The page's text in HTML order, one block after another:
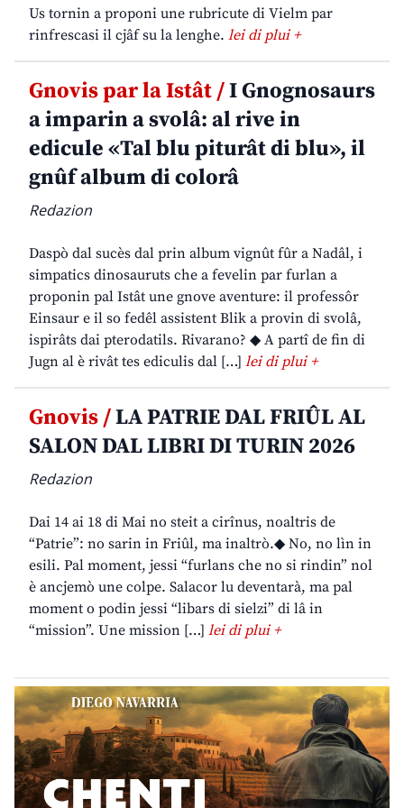
Us tornin a proponi une rubricute di Vielm par
rinfrescasi il cjâf su la lenghe. lei di plui +
Gnovis par la Istât /I Gnognosaurs
a imparin a svolâ: al rive in
edicule «Tal blu piturât di blu», il
gnûf album di colorâ
Redazion
Daspò dal sucès dal prin album vignût fûr a Nadâl, i
simpatics dinosauruts che a fevelin par furlan a
proponin pal Istât une gnove aventure: il professôr
Einsaur e il so fedêl assistent Blik a provin di svolâ,
ispirâts dai pterodatils. Rivarano? ◆ A partî de fin di
Jugn al è rivât tes ediculis dal […] lei di plui +
Gnovis /LA PATRIE DAL FRIÛL AL
SALON DAL LIBRI DI TURIN 2026
Redazion
Dai 14 ai 18 di Mai no steit a cirînus, noaltris de
“Patrie”: no sarin in Friûl, ma inaltrò.◆ No, no lìn in
esili. Pal moment, jessi “furlans che no si rindin” nol
è ancjemò une colpe. Salacor lu deventarà, ma pal
moment o podin jessi “libars di sielzi” di lâ in
“mission”. Une mission […] lei di plui +